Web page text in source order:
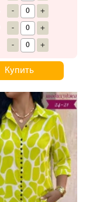
- +
- +
- +
Купить